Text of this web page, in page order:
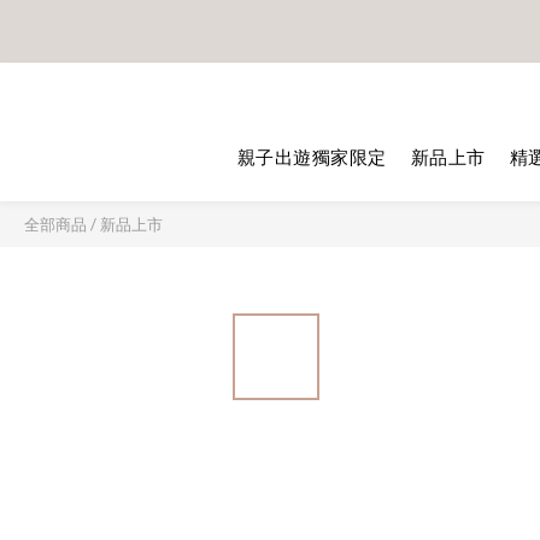
🎊8/1 - 8/31 首購滿$3500贈
親子出遊獨家限定 新品上市 精
全部商品 / 新品上市